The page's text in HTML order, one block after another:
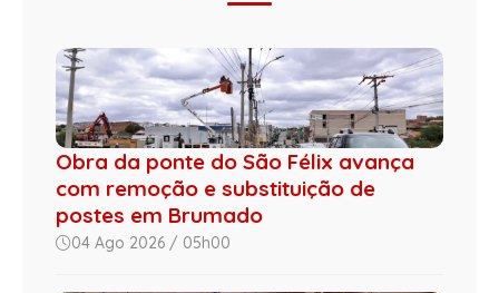
Obra da ponte do São Félix avança
com remoção e substituição de
postes em Brumado
04 Ago 2026 / 05h00